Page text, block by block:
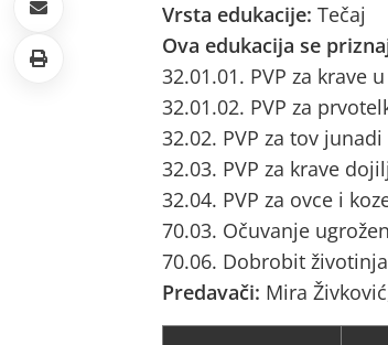
Vrsta edukacije: Tečaj
Ova edukacija se
32.01.01. PVP za krave
32.01.02. PVP za
32.02. PVP za tov junadi
32.03. PVP za krave
32.04. PVP za ovce i
70.03. Očuvanje
70.06. Dobrobit životinja
Predavači: Mira